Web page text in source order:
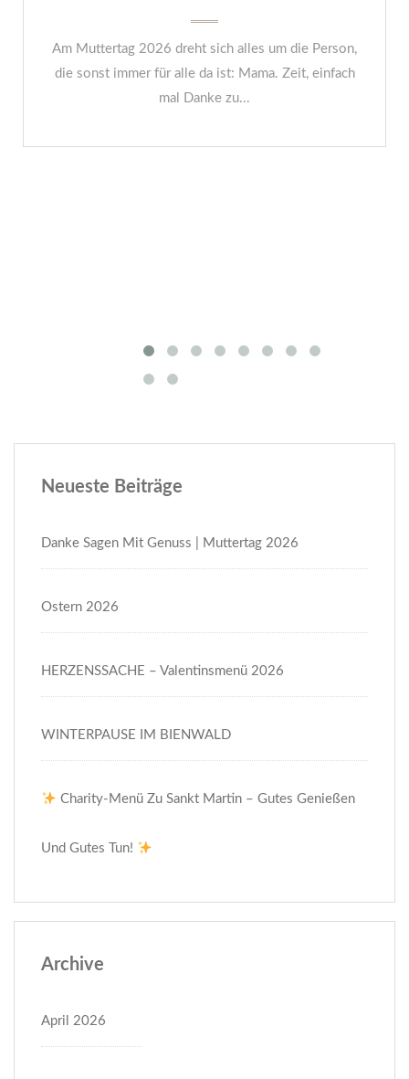
Am Muttertag 2026 dreht sich alles um die Person,
die sonst immer für alle da ist: Mama. Zeit, einfach
mal Danke zu...
Neueste Beiträge
Danke Sagen Mit Genuss | Muttertag 2026
Ostern 2026
HERZENSSACHE – Valentinsmenü 2026
WINTERPAUSE IM BIENWALD
Charity-Menü Zu Sankt Martin – Gutes Genießen
Und Gutes Tun!
Archive
April 2026